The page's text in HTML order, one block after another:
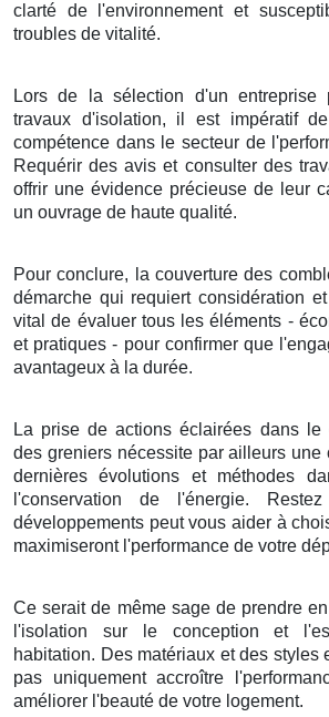
clarté de l'environnementet
troubles de vitalité.
Lors de la sélection d'un entreprise
travaux d'isolation, il est impératifde
compétence dans le secteur de l'
Requérir desavis et consulterdes
offrir une évidence précieuse de leur
un ouvrage de haute qualité.
Pour conclure, la couverturedes
démarche qui requiert considération et
vital de évaluertous leséléments -
et pratiques - pour confirmerque l'
avantageux à la durée.
La prise deactions éclairées dans le
des greniersnécessite par ailleurs une
dernières
évolutions et méthodes
l'conservation de l'énergie. Restez
développements peutvous aiderà
maximiserontl'performance de votre
Ce serait de même sagede prendre
l'isolation sur le conception et l'
habitation. Des matériaux et des styles
pas uniquement accroître l'
améliorer l'beauté de votre logement.